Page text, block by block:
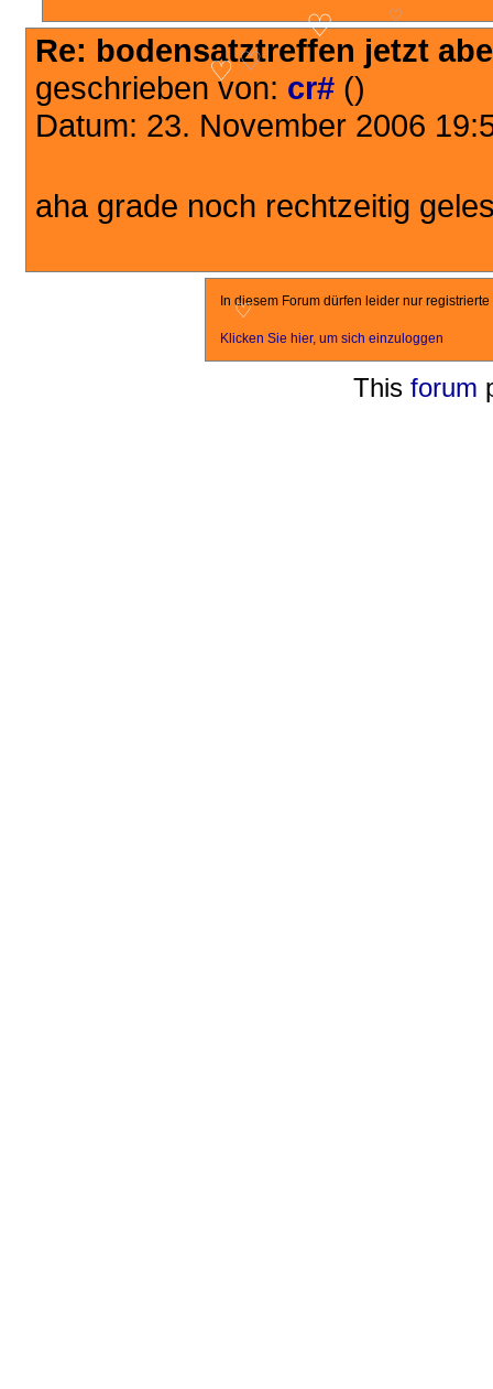
♡
♡
♡
♡
Re: bodensatztreffen jetzt
geschrieben von: cr# ()
Datum: 23. November 2006
aha grade noch rechtzeitig
In diesem Forum dürfen leider nur
Klicken Sie hier, um sich einzuloggen
This forum